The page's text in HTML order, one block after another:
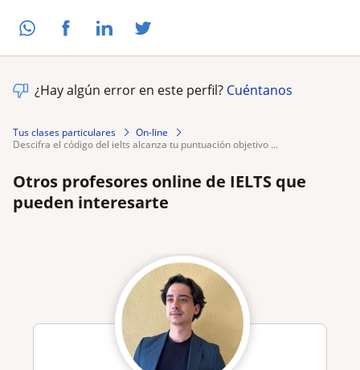
¿Hay algún error en este perfil? Cuéntanos
Tus clases particulares
On-line
descifra el código del ielts alcanza tu puntuación objetivo ...
Otros profesores online de IELTS que
pueden interesarte